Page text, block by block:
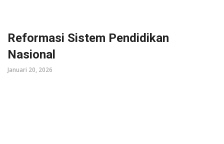
Reformasi Sistem Pendidikan
Nasional
Januari 20, 2026